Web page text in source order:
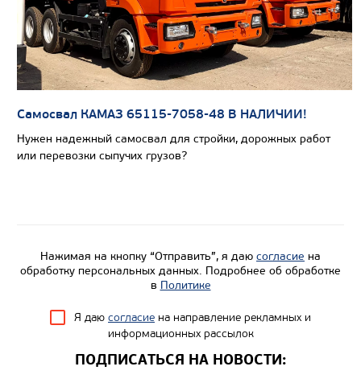
Цена по запросу
Производитель
Экологический класс
Грузоподъемность, кг
Вместимость кузова, м3
Узнать цену
Самосвал КАМАЗ 65115-7058-48 В НАЛИЧИИ!
Нужен надежный самосвал для стройки, дорожных работ
или перевозки сыпучих грузов?
Нажимая на кнопку “Отправить”, я даю согласие на
обработку персональных данных. Подробнее об обработке
в Политике
Я даю согласие на направление рекламных и
информационных рассылок
ПОДПИСАТЬСЯ НА НОВОСТИ: